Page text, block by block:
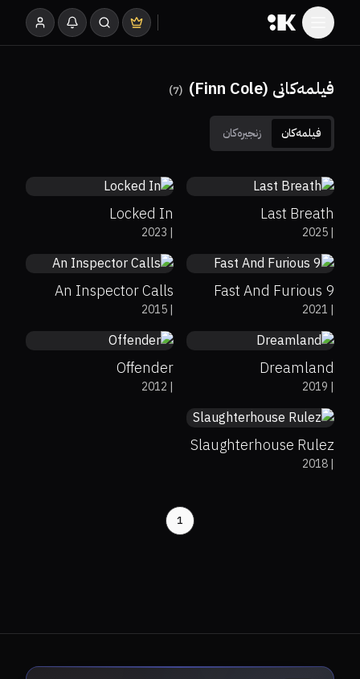
فیلمەکانی (Finn Cole) (
7
)
فیلمەکان زنجیرەکان 6.7
80%
66%
Last Breath
|
2025
Locked In
|
2023
5.5
59%
Fast And Furious 9
|
2021
7.7
89%
An Inspector Calls
|
2015
6.1
67%
Dreamland
|
2019
6.2
70%
Offender
|
2012
5.2
39%
Slaughterhouse Rulez
|
2018
1